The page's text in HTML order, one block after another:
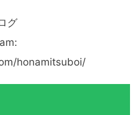
グ
honamitsuboi/